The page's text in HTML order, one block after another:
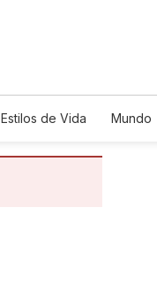
Estilos de Vida
Mundo